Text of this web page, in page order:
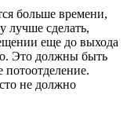
больше времени,
лучше сделать,
еще до выхода
Это должны быть
не должно